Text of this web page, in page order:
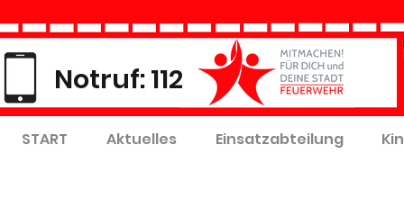
Notruf: 112
START Aktuelles Einsatzabteilung